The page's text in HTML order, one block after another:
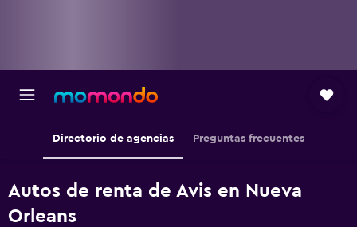
Directorio de agencias Preguntas frecuentes
Autos de renta de Avis en Nueva
Orleans